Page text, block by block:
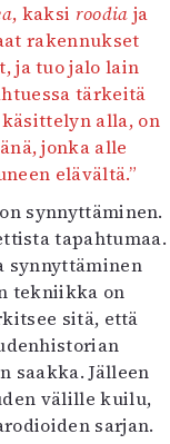
, kaksi roodia ja
rakennukset
ja tuo jalo lain
tärkeitä
alla, on
jonka alle
elävältä.”
synnyttäminen.
tapahtumaa.
synnyttäminen
tekniikka on
sitä, että
saakka. Jälleen
välille kuilu,
sarjan.